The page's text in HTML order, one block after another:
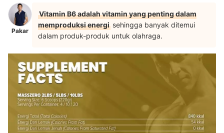
Pakar
Vitamin B6 adalah vitamin yang penting dalam
memproduksi energi sehingga banyak ditemui
dalam produk-produk untuk olahraga.